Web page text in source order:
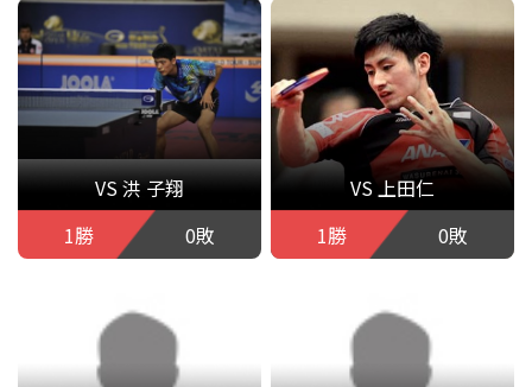
VS 洪 子翔
1勝
0敗
VS 上田仁
1勝
0敗